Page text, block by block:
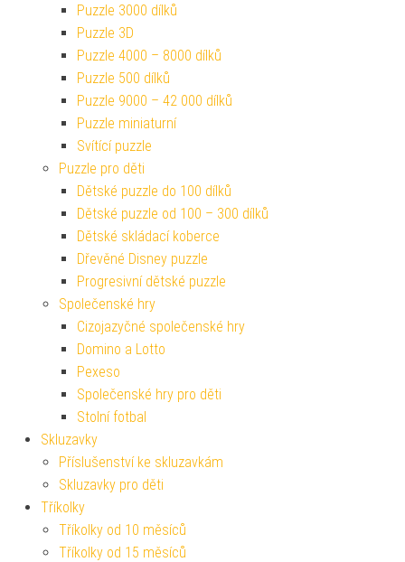
Puzzle 3000 dílků
Puzzle 3D
Puzzle 4000 – 8000 dílků
Puzzle 500 dílků
Puzzle 9000 – 42 000 dílků
Puzzle miniaturní
Svítící puzzle
Puzzle pro děti
Dětské puzzle do 100 dílků
Dětské puzzle od 100 – 300 dílků
Dětské skládací koberce
Dřevěné Disney puzzle
Progresivní dětské puzzle
Společenské hry
Cizojazyčné společenské hry
Domino a Lotto
Pexeso
Společenské hry pro děti
Stolní fotbal
Skluzavky
Příslušenství ke skluzavkám
Skluzavky pro děti
Tříkolky
Tříkolky od 10 měsíců
Tříkolky od 15 měsíců